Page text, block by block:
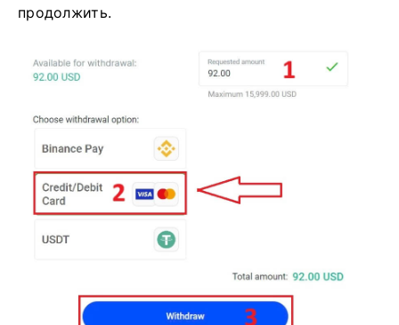
продолжить.